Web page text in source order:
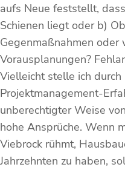
aufs Neue feststellt,
Schienen liegt oder b)
Gegenmaßnahmen oder
Vorausplanungen?
Vielleicht stelle ich durch
Projektmanagement-
unberechtigter Weise
hohe Ansprüche. Wenn
Viebrock rühmt,
Jahrzehnten zu haben,